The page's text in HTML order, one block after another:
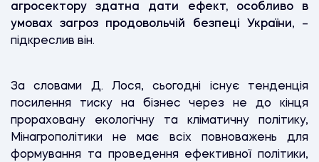
агросектору здатна дати ефект, особливо в
умовах загроз продовольчій безпеці України, –
підкреслив він.
За словами Д. Лося, сьогодні існує тенденція
посилення тиску на бізнес через не до кінця
прораховану екологічну та кліматичну політику,
Мінагрополітики не має всіх повноважень для
формування та проведення ефективної політики,